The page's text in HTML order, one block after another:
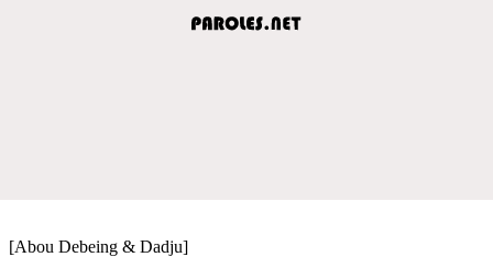
[Abou Debeing & Dadju]